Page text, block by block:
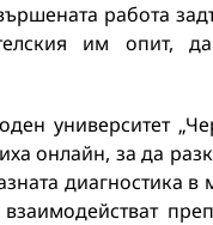
работа
им опит,
университет
онлайн, за да
диагностика в